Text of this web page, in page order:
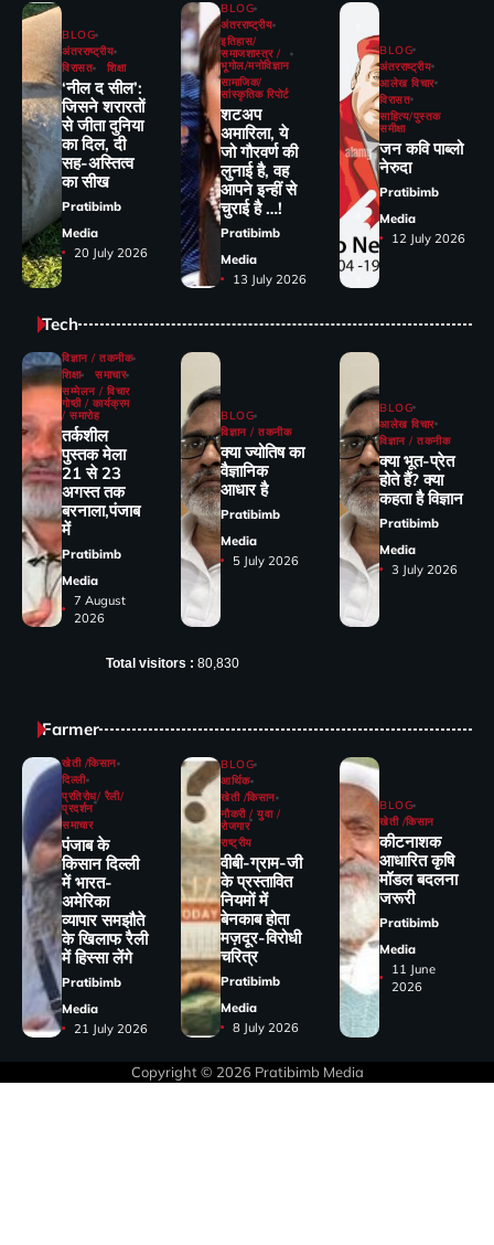
BLOG
अंतरराष्ट्रीय
विरासत
शिक्षा
‘नील द सील’:
जिसने शरारतों
से जीता दुनिया
का दिल, दी
सह-अस्तित्व
का सीख
Pratibimb
Media
20 July 2026
BLOG
अंतरराष्ट्रीय
इतिहास/
समाजशास्त्र /
भूगोल/मनोविज्ञान
सामाजिक/
सांस्कृतिक रिपोर्ट
शटअप
अमारिला, ये
जो गौरवर्ण की
लुनाई है, वह
आपने इन्हीं से
चुराई है …!
Pratibimb
Media
13 July 2026
BLOG
अंतरराष्ट्रीय
आलेख विचार
विरासत
साहित्य/पुस्तक
समीक्षा
जन कवि पाब्लो
नेरुदा
Pratibimb
Media
12 July 2026
Tech
विज्ञान / तकनीक
शिक्षा
समाचार
सम्मेलन / विचार
गोष्ठी / कार्यक्रम
/ समारोह
तर्कशील
पुस्तक मेला
21 से 23
अगस्त तक
बरनाला,पंजाब
में
Pratibimb
Media
7 August
2026
BLOG
विज्ञान / तकनीक
क्या ज्योतिष का
वैज्ञानिक
आधार है
Pratibimb
Media
5 July 2026
BLOG
आलेख विचार
विज्ञान / तकनीक
क्या भूत-प्रेत
होते हैं? क्या
कहता है विज्ञान
Pratibimb
Media
3 July 2026
Total visitors : 80,830
Farmer
खेती /किसान
दिल्ली
प्रतिरोध/ रैली/
प्रदर्शन
समाचार
पंजाब के
किसान दिल्ली
में भारत-
अमेरिका
व्यापार समझौते
के खिलाफ रैली
में हिस्सा लेंगे
Pratibimb
Media
21 July 2026
BLOG
आर्थिक
खेती /किसान
नौकरी / युवा /
रोजगार
राष्ट्रीय
वीबी-ग्राम-जी
के प्रस्तावित
नियमों में
बेनकाब होता
मज़दूर-विरोधी
चरित्र
Pratibimb
Media
8 July 2026
BLOG
खेती /किसान
कीटनाशक
आधारित कृषि
मॉडल बदलना
जरूरी
Pratibimb
Media
11 June
2026
Copyright © 2026 Pratibimb Media